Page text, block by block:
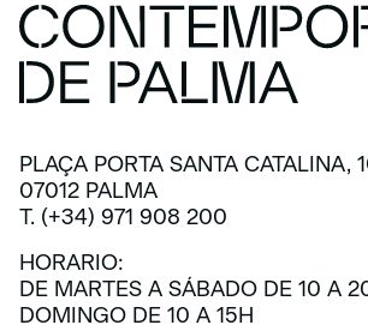
PLAÇA PORTA SANTA CATALINA,
07012 PALMA
T. (+34) 971 908 200
HORARIO:
DE MARTES A SÁBADO DE 10 A
DOMINGO DE 10 A 15H